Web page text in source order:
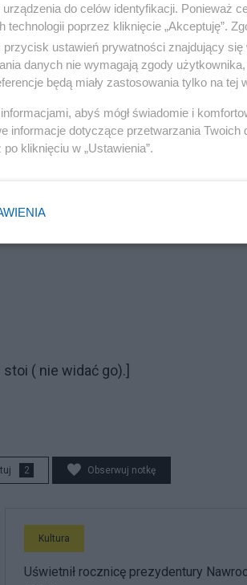
( nie widać go).]
2 Obserwuj notkę
Kultura
Uświetnił rocznicę prezydentury
do celów identyfikacji. Ponieważ
technologii poprzez kliknięcie „Akceptuję”.
ustawień prywatności znajdujący
danych nie wymagają zgody
będą miały zastosowania tylko na tej
abyś mógł świadomie i
informacje dotyczące przetwarzania
po kliknięciu w „Ustawienia”.